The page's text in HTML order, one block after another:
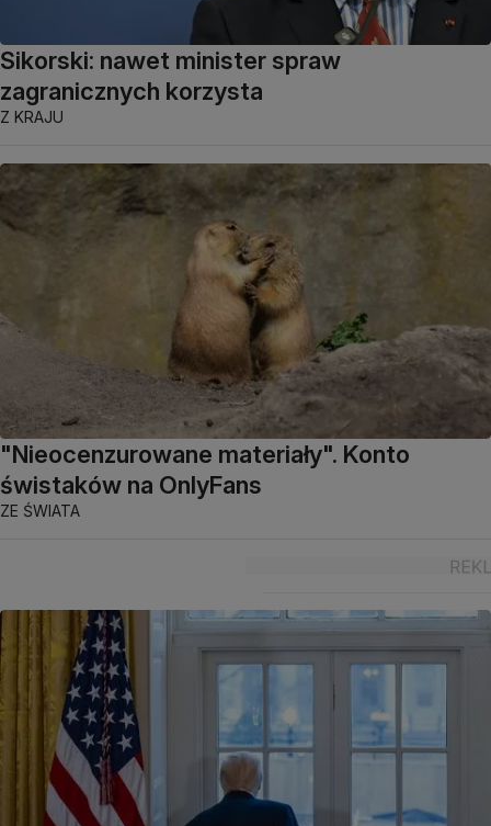
Sikorski: nawet minister spraw
zagranicznych korzysta
Z KRAJU
"Nieocenzurowane materiały". Konto
świstaków na OnlyFans
ZE ŚWIATA